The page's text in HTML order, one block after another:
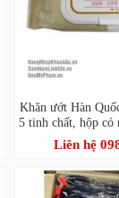
Khăn ướt Hàn
5 tinh chất, hộp có
물티슈
Liên hệ